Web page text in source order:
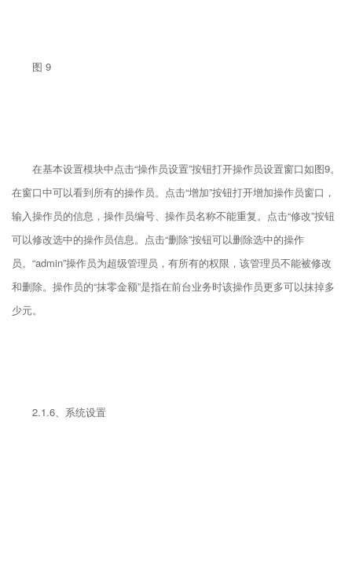
图 9
在基本设置模块中点击“操作员设置”按钮打开操作员设置窗口如图9。
在窗口中可以看到所有的操作员。点击“增加”按钮打开增加操作员窗口，
输入操作员的信息，操作员编号、操作员名称不能重复。点击“修改”按钮
可以修改选中的操作员信息。点击“删除”按钮可以删除选中的操作
员。“admin”操作员为超级管理员，有所有的权限，该管理员不能被修改
和删除。操作员的“抹零金额”是指在前台业务时该操作员更多可以抹掉多
少元。
2.1.6、系统设置